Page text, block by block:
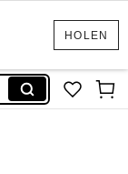
HOLEN